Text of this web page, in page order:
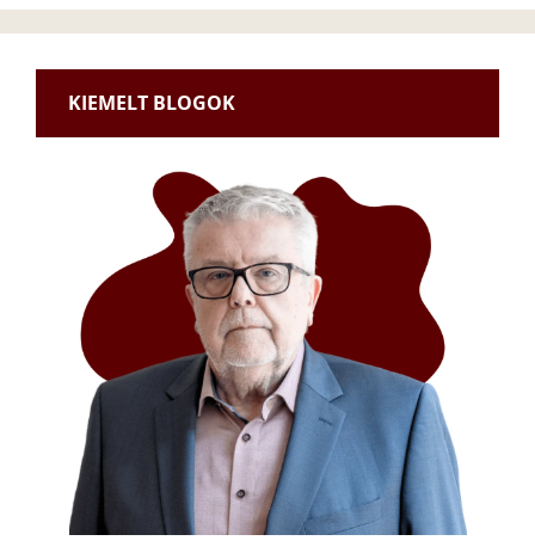
KIEMELT BLOGOK